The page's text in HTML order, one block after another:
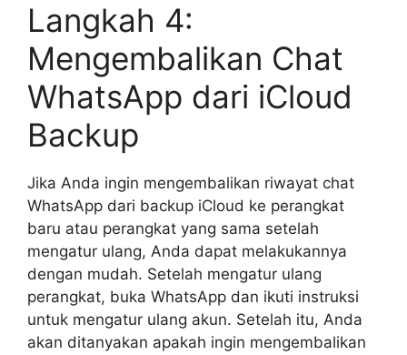
Langkah 4:
Mengembalikan Chat
WhatsApp dari iCloud
Backup
Jika Anda ingin mengembalikan riwayat chat
WhatsApp dari backup iCloud ke perangkat
baru atau perangkat yang sama setelah
mengatur ulang, Anda dapat melakukannya
dengan mudah. Setelah mengatur ulang
perangkat, buka WhatsApp dan ikuti instruksi
untuk mengatur ulang akun. Setelah itu, Anda
akan ditanyakan apakah ingin mengembalikan